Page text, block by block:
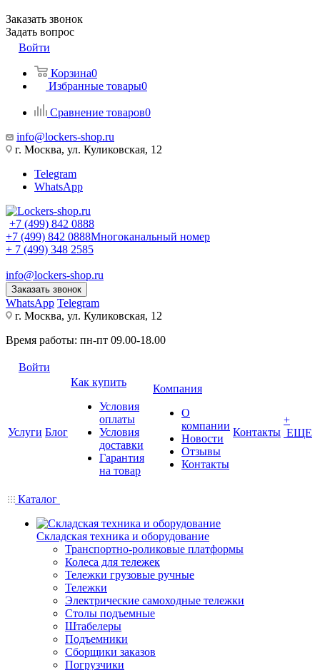
Заказать звонок
Задать вопрос
Войти
Корзина0
Избранные товары0
Сравнение товаров0
info@lockers-shop.ru
г. Москва, ул. Куликовская, 12
Telegram
WhatsApp
+7 (499) 842 0888
+7 (499) 842 0888Многоканальный номер
+ 7 (499) 348 2585
info@lockers-shop.ru
Заказать звонок
WhatsApp Telegram
г. Москва, ул. Куликовская, 12
Время работы: пн-пт 09.00-18.00
Войти
Услуги Блог
Как купить
Условия
оплаты
Условия
доставки
Гарантия
на товар
Компания
О
компании
Новости
Отзывы
Контакты
Контакты
+
ЕЩЕ
Каталог
Складская техника и оборудование
Транспортно-роликовые платформы
Колеса для тележек
Тележки грузовые ручные
Тележки
Электрические самоходные тележки
Столы подъемные
Штабелеры
Подъемники
Сборщики заказов
Погрузчики